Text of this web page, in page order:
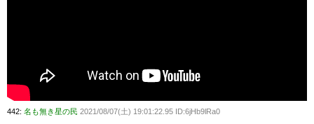
442: 名も無き星の民 2021/08/07(土) 19:01:22.95 ID:6jHb9lRa0